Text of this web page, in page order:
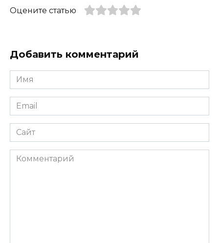
Оцените статью
Добавить комментарий
Имя
*
Email
*
Сайт
Комментарий